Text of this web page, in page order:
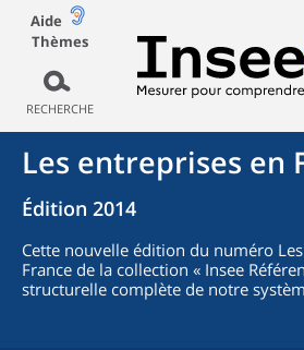
Aide
Thèmes
RECHERCHE
Les entreprises en
Édition 2014
Cette nouvelle édition du numéro
France de la collection « Insee
structurelle complète de notre